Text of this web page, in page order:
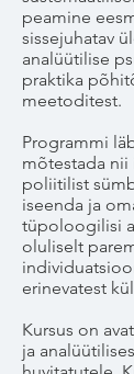
peamine
sissejuhatav
analüütilise
praktika
meetoditest.
Programmi
mõtestada
poliitilist
iseenda ja
tüpoloogilisi
oluliselt
erinevatest
Kursus on
ja